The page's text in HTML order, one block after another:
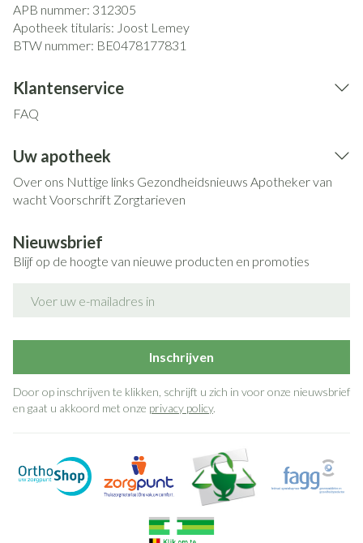
APB nummer: 312305
Apotheek titularis: Joost Lemey
BTW nummer: BE0478177831
Klantenservice
FAQ
Uw apotheek
Over ons Nuttige links Gezondheidsnieuws Apotheker van
wachtVoorschrift Zorgtarieven
Nieuwsbrief
Blijf op de hoogte van nieuwe producten en promoties
Inschrijven
Door op inschrijven te klikken, schrijft u zich in voor onze nieuwsbrief
en gaat u akkoord met onze privacy policy.